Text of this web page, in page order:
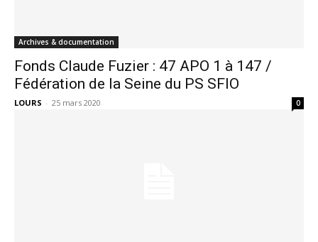
Archives & documentation
Fonds Claude Fuzier : 47 APO 1 à 147 /
Fédération de la Seine du PS SFIO
LOURS - 25 mars 2020 0